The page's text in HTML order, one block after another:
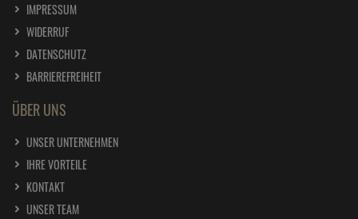
IMPRESSUM
WIDERRUF
DATENSCHUTZ
BARRIEREFREIHEIT
ÜBER UNS
UNSER UNTERNEHMEN
IHRE VORTEILE
KONTAKT
UNSER TEAM